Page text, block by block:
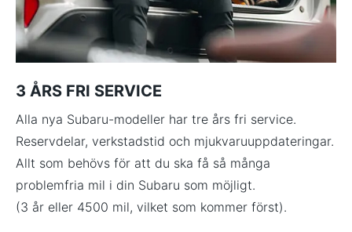
3 ÅRS FRI SERVICE
Alla nya Subaru-modeller har tre års fri service.
Reservdelar, verkstadstid och mjukvaruuppdateringar.
Allt som behövs för att du ska få så många
problemfria mil i din Subaru som möjligt.
(3 år eller 4500 mil, vilket som kommer först).